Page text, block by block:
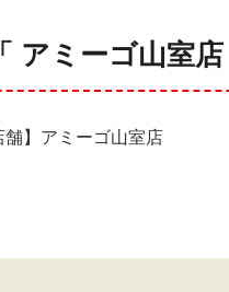
「 アミーゴ山室
舗】アミーゴ山室店